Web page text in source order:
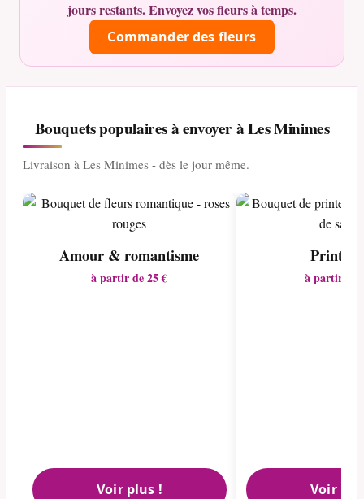
jours restants. Envoyez vos fleurs à temps.
Commander des fleurs
Bouquets populaires à envoyer à Les Minimes
Livraison à Les Minimes - dès le jour même.
Amour & romantisme
à partir de 25 €
Voir plus !
à partir de
Voir